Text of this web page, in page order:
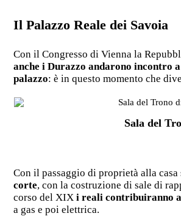
Il Palazzo Reale dei Savoia
Con il Congresso di Vienna la
anche i Durazzo andarono incontro
palazzo: è in questo momento che
Sala del
Con il passaggio di proprietà alla casa
corte, con la costruzione di sale di
corso del XIXi reali contribuiranno
a gas e poi elettrica.